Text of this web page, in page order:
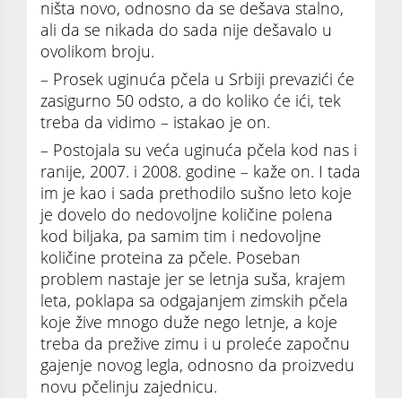
ništa novo, odnosno da se dešava stalno,
ali da se nikada do sada nije dešavalo u
ovolikom broju.
– Prosek uginuća pčela u Srbiji prevazići će
zasigurno 50 odsto, a do koliko će ići, tek
treba da vidimo – istakao je on.
– Postojala su veća uginuća pčela kod nas i
ranije, 2007. i 2008. godine – kaže on. I tada
im je kao i sada prethodilo sušno leto koje
je dovelo do nedovoljne količine polena
kod biljaka, pa samim tim i nedovoljne
količine proteina za pčele. Poseban
problem nastaje jer se letnja suša, krajem
leta, poklapa sa odgajanjem zimskih pčela
koje žive mnogo duže nego letnje, a koje
treba da prežive zimu i u proleće započnu
gajenje novog legla, odnosno da proizvedu
novu pčelinju zajednicu.